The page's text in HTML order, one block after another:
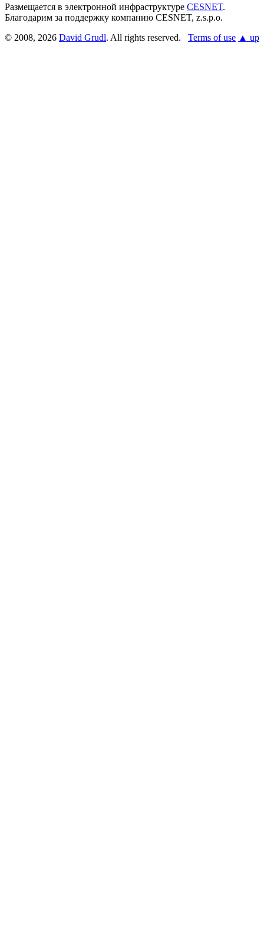
Размещается в электронной инфраструктуре CESNET.
Благодарим за поддержку компанию CESNET, z.s.p.o.
© 2008, 2026 David Grudl. All rights reserved. Terms of use ▲ up